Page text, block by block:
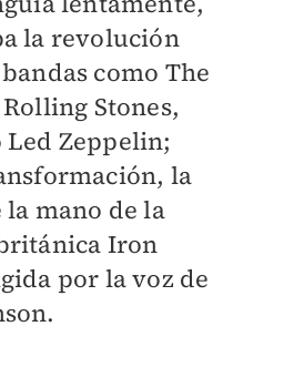
la revolución
como The
Stones,
Zeppelin;
la
mano de la
Iron
por la voz de